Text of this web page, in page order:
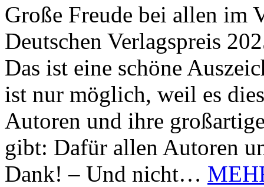
Große Freude bei allen im
Deutschen Verlagspreis
Das ist eine schöne
ist nur möglich, weil es
Autoren und ihre
gibt: Dafür allen Autoren
Dank! – Und nicht…